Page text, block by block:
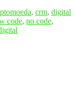
, crm, digital
code, no code,